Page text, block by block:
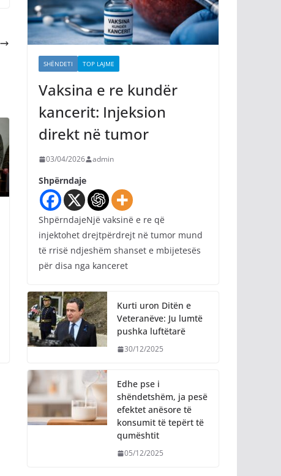
SHËNDETI TOP LAJME
Vaksina e re kundër
kancerit: Injeksion
direkt në tumor
03/04/2026 admin
Shpërndaje
ShpërndajeNjë vaksinë e re që
injektohet drejtpërdrejt në tumor mund
të rrisë ndjeshëm shanset e mbijetesës
për disa nga kanceret
Kurti uron Ditën e
Veteranëve: Ju lumtë
pushka luftëtarë
30/12/2025
Edhe pse i
shëndetshëm, ja pesë
efektet anësore të
konsumit të tepërt të
qumështit
05/12/2025